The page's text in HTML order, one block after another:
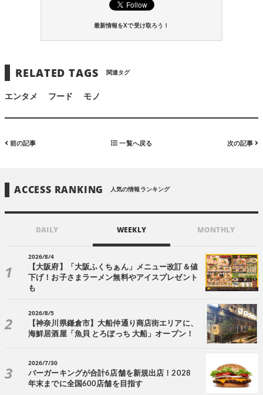
最新情報をXで受け取ろう！
RELATED TAGS 関連タグ
エンタメ フード モノ
前の記事 一覧へ戻る 次の記事
ACCESS RANKING 人気の情報ランキング
DAILY WEEKLY MONTHLY
2026/8/4
【大阪府】「大阪ふくちぁん」メニュー改訂＆値
下げ！お子さまラーメン無料やアイスプレゼント
も
2026/8/5
【神奈川県鎌倉市】大船仲通り商店街エリアに、
海鮮居酒屋「魚貝 とろぼっち 大船」オープン！
2026/7/30
バーガーキングが合計6店舗を新規出店！2028
年末までに全国600店舗を目指す